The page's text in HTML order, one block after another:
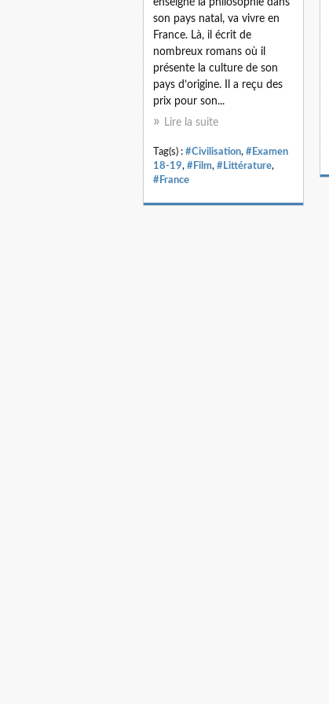
enseigné la philosophie dans
son pays natal, va vivre en
France. Là, il écrit de
nombreux romans où il
présente la culture de son
pays d’origine. Il a reçu des
prix pour son...
Lire la suite
Tag(s) : #Civilisation, #Examen
18-19, #Film, #Littérature,
#France